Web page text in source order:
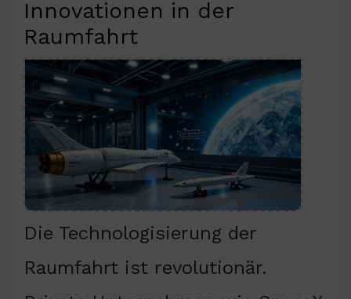
Innovationen in der
Raumfahrt
Die Technologisierung der
Raumfahrt ist revolutionär.